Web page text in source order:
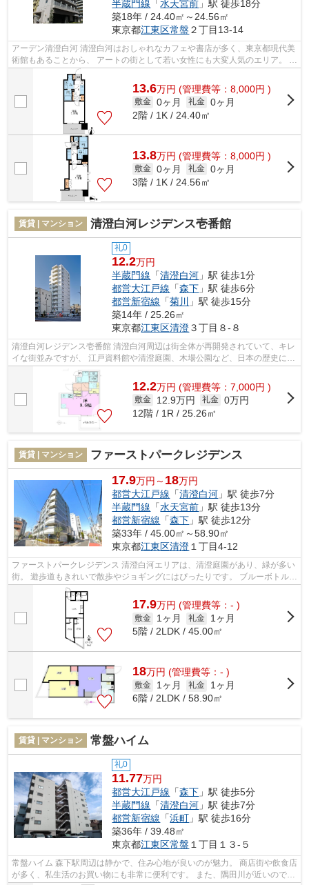
半蔵門線 「水天宮前 」駅 徒歩18分
築18年 / 24.40㎡～24.56㎡
東京都江東区常盤 ２丁目13-14
アーデン清澄白河 清澄白河はおしゃれなカフェや書店が多く、東京都現代美
術館もあることから、 アートの街として若い女性にも大変人気のエリア。 ま
た、江戸資料館や清澄庭園、木場...
13.6万円 (管理費等：8,000円 )
敷金 0ヶ月 礼金 0ヶ月
2階 / 1K / 24.40㎡
13.8万円 (管理費等：8,000円 )
敷金 0ヶ月 礼金 0ヶ月
3階 / 1K / 24.56㎡
賃貸 | マンション 清澄白河レジデンス壱番館
礼0
12.2万円
半蔵門線 「清澄白河 」駅 徒歩1分
都営大江戸線 「森下 」駅 徒歩6分
都営新宿線 「菊川
」駅 徒歩15分
築14年 / 25.26㎡
東京都江東区清澄３丁目８-８
清澄白河レジデンス壱番館 清澄白河周辺は街全体が再開発されていて、キレ
イな街並みですが、 江戸資料館や清澄庭園、木場公園など、日本の歴史に関
係する施設も多く、自然も豊かなエ...
12.2万円 (管理費等：7,000円 )
敷金 12.9万円 礼金 0万円
12階 / 1R / 25.26㎡
賃貸 | マンション ファーストパークレジデンス
17.9万円～ 18万円
都営大江戸線 「清澄白河 」駅 徒歩7分
半蔵門線 「水天宮前 」駅 徒歩13分
都営新宿線 「森下 」駅 徒歩12分
築33年 / 45.00㎡～58.90㎡
東京都江東区清澄 １丁目4-12
ファーストパークレジデンス 清澄白河エリアは、清澄庭園があり、緑が多い
街。 遊歩道もきれいで散歩やジョギングにはぴったりです。 ブルーボトルコ
ーヒーをはじめとし カフェやギ...
17.9万円 (管理費等：- )
敷金 1ヶ月 礼金
1ヶ月
5階 / 2LDK / 45.00㎡
18万円 (管理費等：- )
敷金 1ヶ月 礼金
1ヶ月
6階 / 2LDK / 58.90㎡
賃貸 | マンション 常盤ハイム
礼0
11.77万円
都営大江戸線 「森下 」駅 徒歩5分
半蔵門線 「清澄白河 」駅 徒歩7分
都営新宿線 「浜町 」駅 徒歩16分
築36年 / 39.48㎡
東京都江東区常盤 １丁目１３-５
常盤ハイム 森下駅周辺は静かで、住み心地が良いのが魅力。 商店街や飲食店
が多く、私生活のお買い物にも非常に便利です。 また、隅田川が近いので、